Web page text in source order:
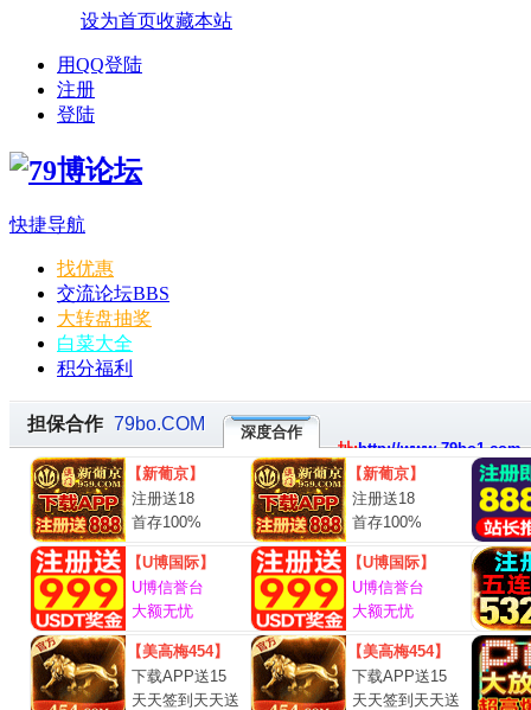
设为首页收藏本站
用QQ登陆
注册
登陆
快捷导航
找优惠
交流论坛BBS
大转盘抽奖
白菜大全
积分福利